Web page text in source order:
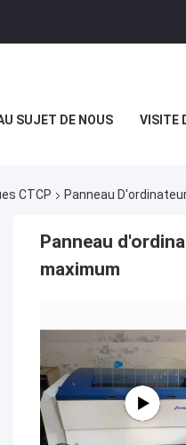
SUJET DE NOUS VISITE
CTCP Panneau
Panneau
maximum